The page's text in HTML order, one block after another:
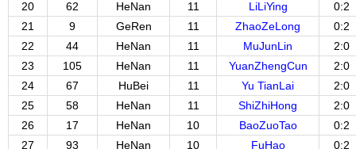
20
62 HeNan 11 LiLiYing
0:2
21
9 GeRen 11 ZhaoZeLong
0:2
22
44 HeNan 11 MuJunLin
2:0
23
105 HeNan 11 YuanZhengCun
2:0
24
67 HuBei 11 Yu TianLai
2:0
25
58 HeNan 11 ShiZhiHong
2:0
26
17 HeNan 10 BaoZuoTao
0:2
27
93 HeNan 10 FuHao
0:2